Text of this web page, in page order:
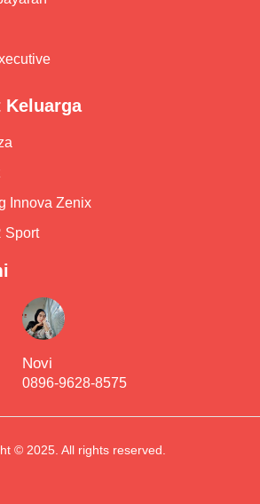
Keluarga
Innova Zenix
Sport
Novi
0896-9628-8575
© 2025. All rights reserved.